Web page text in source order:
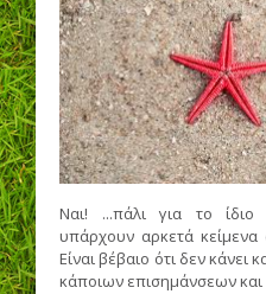
Ναι! ...πάλι για το
υπάρχουν αρκετά κείμενα
Είναι βέβαιο ότι δεν
κάποιων επισημάνσεων και